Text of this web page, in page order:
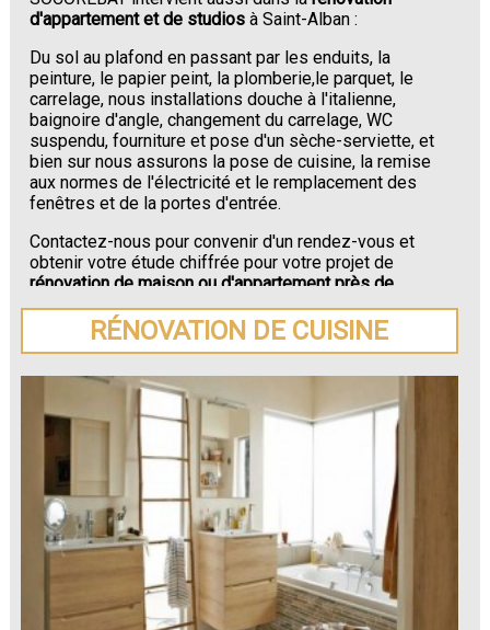
d'appartement et de studios à Saint-Alban :
Du sol au plafond en passant par les enduits, la
peinture, le papier peint, la plomberie,le parquet, le
carrelage, nous installations douche à l'italienne,
baignoire d'angle, changement du carrelage, WC
suspendu, fourniture et pose d'un sèche-serviette, et
bien sur nous assurons la pose de cuisine, la remise
aux normes de l'électricité et le remplacement des
fenêtres et de la portes d'entrée.
Contactez-nous pour convenir d'un rendez-vous et
obtenir votre étude chiffrée pour votre projet de
rénovation de maison ou d'appartement près de
Saint-Alban.
RÉNOVATION DE CUISINE